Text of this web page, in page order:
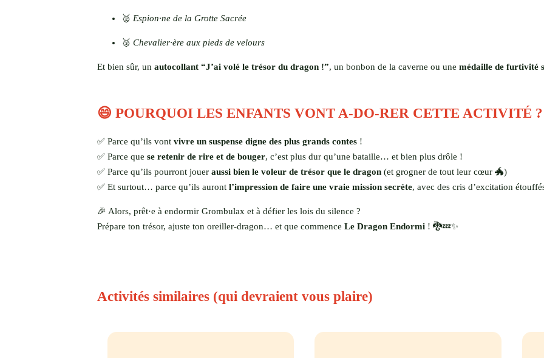
🥈 Espion·ne de la Grotte Sacrée
🥉 Chevalier·ère aux pieds de velours
Et bien sûr, un autocollant “J’ai volé le trésor du dragon !”, un bonbon de la caverne ou une médaille de furtivité
😄 POURQUOI LES ENFANTS VONT A-DO-RER CETTE ACTIVITÉ ?
✅ Parce qu’ils vont vivre un suspense digne des plus grands contes !
✅ Parce que se retenir de rire et de bouger, c’est plus dur qu’une bataille… et bien plus drôle !
✅ Parce qu’ils pourront jouer aussi bien le voleur de trésor que le dragon (et grogner de tout leur cœur 🐲)
✅ Et surtout… parce qu’ils auront l’impression de faire une vraie mission secrète, avec des cris d’excitation
🎉 Alors, prêt·e à endormir Grombulax et à défier les lois du silence ?
Prépare ton trésor, ajuste ton oreiller-dragon… et que commence Le Dragon Endormi ! 🐉💤✨
Activités similaires (qui devraient vous plaire)